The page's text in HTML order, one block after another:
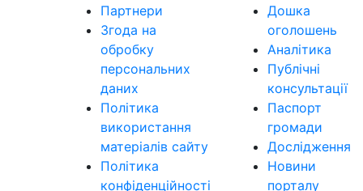
Партнери
Згода на
обробку
персональних
даних
Політика
використання
матеріалів сайту
Політика
конфіденційності
Дошка
оголошень
Аналітика
Публічні
консультації
Паспорт
громади
Дослідження
Новини
порталу